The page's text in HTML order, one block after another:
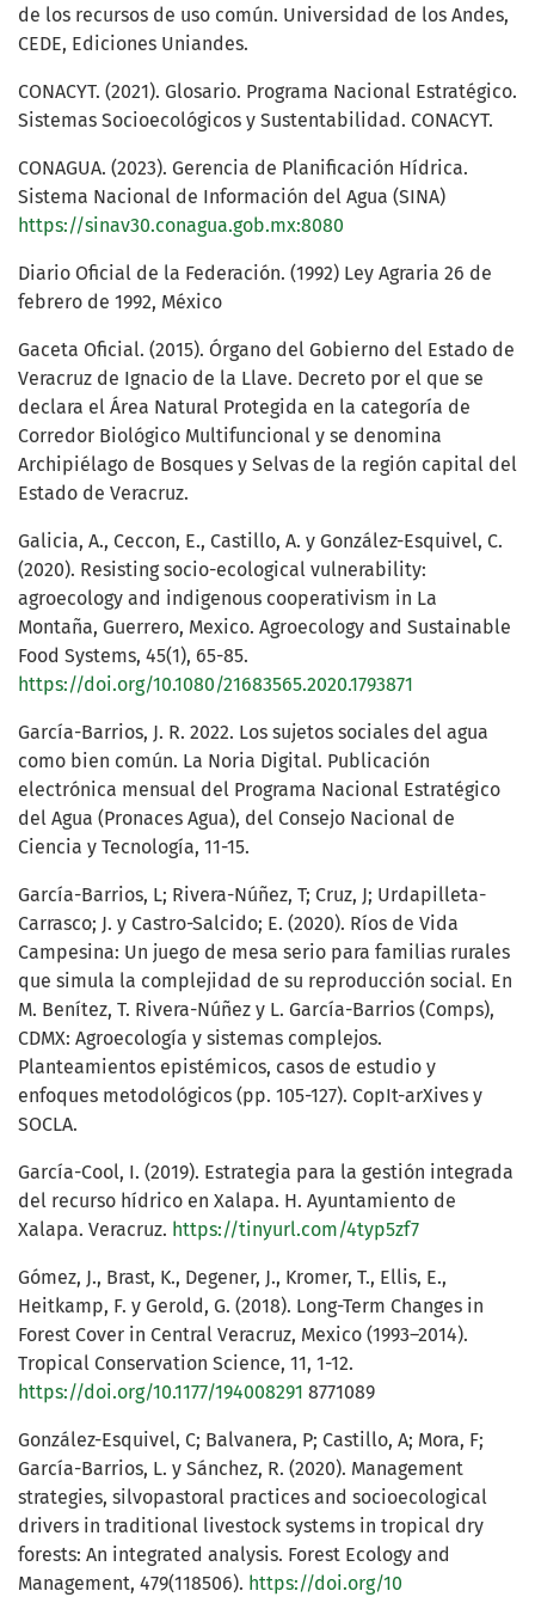
de los recursos de uso común. Universidad de los Andes,
CEDE, Ediciones Uniandes.
CONACYT. (2021). Glosario. Programa Nacional Estratégico.
Sistemas Socioecológicos y Sustentabilidad. CONACYT.
CONAGUA. (2023). Gerencia de Planificación Hídrica.
Sistema Nacional de Información del Agua (SINA)
https://sinav30.conagua.gob.mx:8080
Diario Oficial de la Federación. (1992) Ley Agraria 26 de
febrero de 1992, México
Gaceta Oficial. (2015). Órgano del Gobierno del Estado de
Veracruz de Ignacio de la Llave. Decreto por el que se
declara el Área Natural Protegida en la categoría de
Corredor Biológico Multifuncional y se denomina
Archipiélago de Bosques y Selvas de la región capital del
Estado de Veracruz.
Galicia, A., Ceccon, E., Castillo, A. y González-Esquivel, C.
(2020). Resisting socio-ecological vulnerability:
agroecology and indigenous cooperativism in La
Montaña, Guerrero, Mexico. Agroecology and Sustainable
Food Systems, 45(1), 65-85.
https://doi.org/10.1080/21683565.2020.1793871
García-Barrios, J. R. 2022. Los sujetos sociales del agua
como bien común. La Noria Digital. Publicación
electrónica mensual del Programa Nacional Estratégico
del Agua (Pronaces Agua), del Consejo Nacional de
Ciencia y Tecnología, 11-15.
García-Barrios, L; Rivera-Núñez, T; Cruz, J; Urdapilleta-
Carrasco; J. y Castro-Salcido; E. (2020). Ríos de Vida
Campesina: Un juego de mesa serio para familias rurales
que simula la complejidad de su reproducción social. En
M. Benítez, T. Rivera-Núñez y L. García-Barrios (Comps),
CDMX: Agroecología y sistemas complejos.
Planteamientos epistémicos, casos de estudio y
enfoques metodológicos (pp. 105-127). CopIt-arXives y
SOCLA.
García-Cool, I. (2019). Estrategia para la gestión integrada
del recurso hídrico en Xalapa. H. Ayuntamiento de
Xalapa. Veracruz. https://tinyurl.com/4typ5zf7
Gómez, J., Brast, K., Degener, J., Kromer, T., Ellis, E.,
Heitkamp, F. y Gerold, G. (2018). Long-Term Changes in
Forest Cover in Central Veracruz, Mexico (1993–2014).
Tropical Conservation Science, 11, 1-12.
https://doi.org/10.1177/194008291 8771089
González-Esquivel, C; Balvanera, P; Castillo, A; Mora, F;
García-Barrios, L. y Sánchez, R. (2020). Management
strategies, silvopastoral practices and socioecological
drivers in traditional livestock systems in tropical dry
forests: An integrated analysis. Forest Ecology and
Management, 479(118506). https://doi.org/10